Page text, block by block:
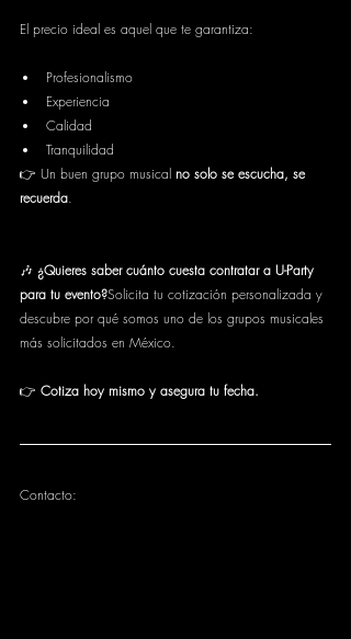
El precio ideal es aquel que te garantiza:
Profesionalismo
Experiencia
Calidad
Tranquilidad
👉 Un buen grupo musical no solo se escucha, se
recuerda.
🎶 ¿Quieres saber cuánto cuesta contratar a U-Party
para tu evento?Solicita tu cotización personalizada y
descubre por qué somos uno de los grupos musicales
más solicitados en México.
👉 Cotiza hoy mismo y asegura tu fecha.
Contacto: